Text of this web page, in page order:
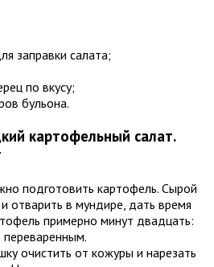
заправки салата;
по вкусу;
бульона.
картофельный салат.
подготовить картофель. Сырой
отварить в мундире, дать время
примерно минут двадцать:
очистить от кожуры и нарезать